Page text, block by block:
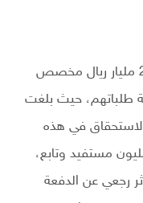
أودع برنامج حساب المواطن اليوم، 2.6 مليار ريال مخصص
طلباتهم، حيث بلغت
في هذه
84% ليتجاوز عددهم الـ 12.7 مليون مستفيد وتابع،
رجعي عن الدفعة